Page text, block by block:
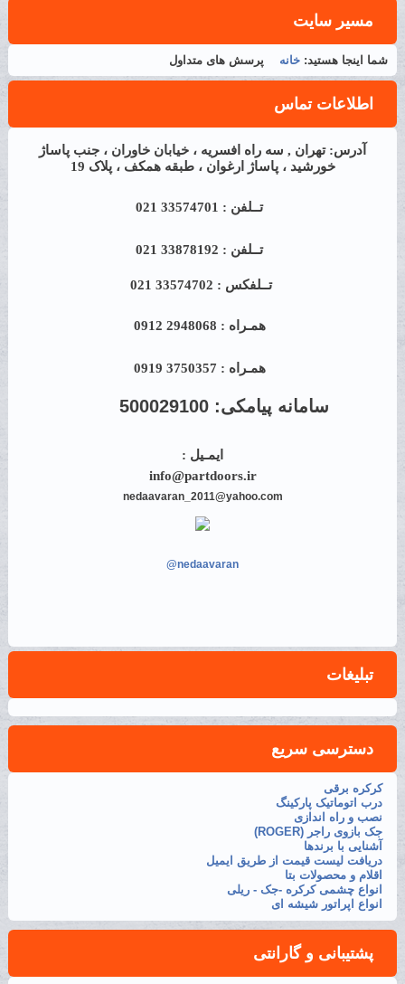
مسیر سایت
شما اینجا هستید:خانه پرسش های متداول
اطلاعات تماس
آدرس: تهران , سه راه افسریه ، خیابان خاوران ، جنب پاساژ
خورشید ، پاساژ ارغوان ، طبقه همکف ، پلاک 19
تــلفن : 33574701 021
تــلفن : 33878192 021
تــلفکس : 33574702 021
همـراه : 2948068 0912
همـراه : 3750357 0919
سامانه پیامکی: 500029100
ایمـیل :
info@partdoors.ir
nedaavaran_2011@yahoo.com
@nedaavaran
تبلیغات
دسترسی سریع
کرکره برقی
درب اتوماتیک پارکینگ
نصب و راه اندازی
جک بازوی راجر (ROGER)
آشنایی با برندها
دریافت لیست قیمت از طریق ایمیل
اقلام و محصولات بتا
انواع چشمی کرکره -جک - ریلی
انواع اپراتور شیشه ای
پشتیبانی و گارانتی